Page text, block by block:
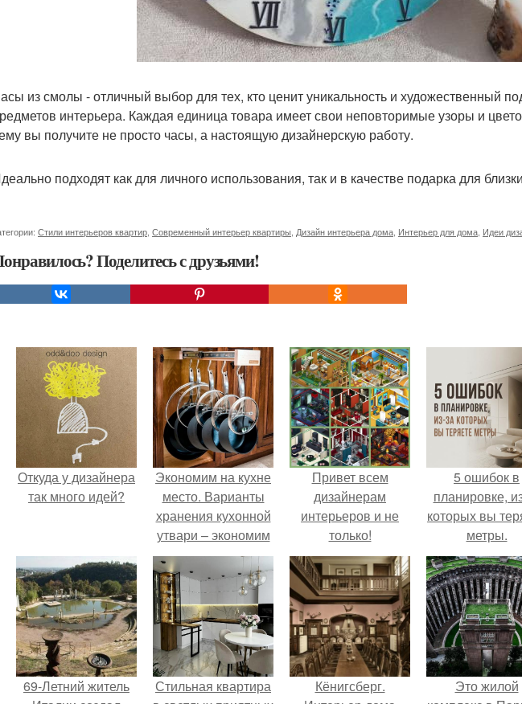
из смолы - отличный выбор для тех, кто ценит уникальность и художественный
интерьера. Каждая единица товара имеет свои неповторимые узоры и
вы получите не просто часы, а настоящую дизайнерскую работу.
подходят как для личного использования, так и в качестве подарка для
Стили интерьеров квартир Современный интерьер квартиры Дизайн интерьера дома Интерьер для дома Идеи
Поделитесь с друзьями!
Откуда у дизайнера
так много идей?
Экономим на кухне
место. Варианты
хранения кухонной
утвари – экономим
пространство
Привет всем
дизайнерам
интерьеров и не
только!
5 ошибок в
планировке,
которых вы
метры.
69-Летний житель
Стильная квартира
Кёнигсберг.
Это жилой